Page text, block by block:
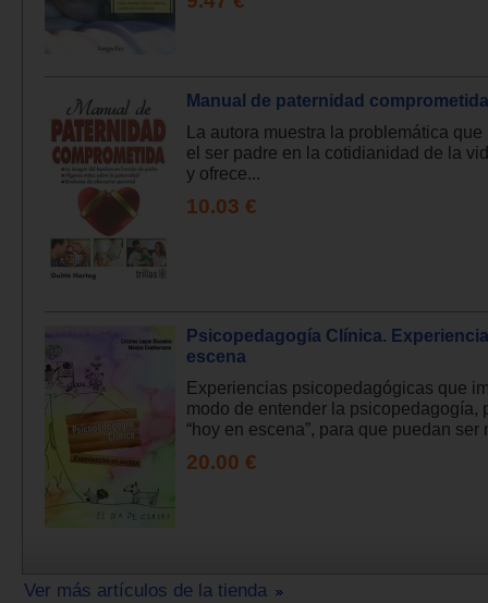
Manual de paternidad
La autora muestra la problemática que
el ser padre en la cotidianidad de la
y ofrece...
10.03 €
Psicopedagogía Clínica.
escena
Experiencias psicopedagógicas que
modo de entender la psicopedagogía,
“hoy en escena”, para que puedan ser
20.00 €
Ver más artículos de la tienda